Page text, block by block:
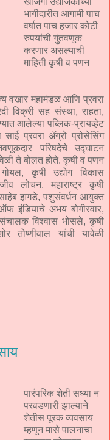
खाजगी उद्योजकांच्या
भागीदारीत आगामी पाच
वर्षात पाच हजार कोटी
रुपयांची गुंतवणूक
करणार असल्याची
माहिती कृषी व पणन
वखार महामंडळ आणि प्रवरा
विक्री सह संस्था, राहता,
आलेल्या पब्लिक-प्रायव्हेट
साई प्रवरा ॲग्रो प्रोसेसिंग
परिषदेचे उद्घाटन
ते बोलत होते. कृषी व पणन
कृषी उद्योग विकास
लोचन, महाराष्ट्र कृषी
झगडे, पशुसंवर्धन आयुक्त
इंडियाचे अभय बोगीरवार,
संचालक विश्वास भोसले, कृषी
तोष्णीवाल यांची यावेळी
पारंपरिक शेती सध्या न
परवडणारी झाल्याने
शेतीस पूरक व्यवसाय
म्हणून मासे पालनाचा